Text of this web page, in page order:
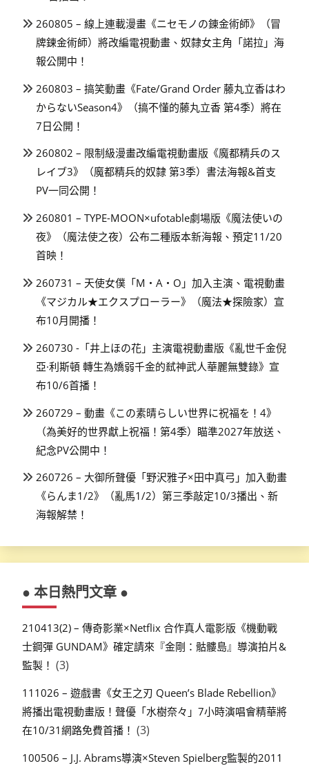
260805 – 線上連載漫畫《ニセモノの錬金術師》（冒
牌鍊金術師）將改編電視動畫、奴隸女主角「諾拉」海
報公開中！
260803 – 搞笑動畫《Fate/Grand Order 藤丸立香はわ
からないSeason4》（搞不懂的藤丸立香 第4季）將在
7日公開！
260802 – 限制級漫畫改編電視動畫版《魔都精兵のス
レイブ3》（魔都精兵的奴隸 第3季）書法海報&首支
PV一同公開！
260801 – TYPE-MOON×ufotable劇場版《魔法使いの
夜》（魔法使之夜）公布二種版本新海報、預定11/20
首映！
260731 – 天使女僕「M・A・O」加入主演、電視動畫
《マジカル★エクスプローラー》（魔法★探險家）宣
布10月開播！
260730 -「井上ほの花」主演電視動畫版《亂世千金倪
亞·利斯頓 轉生為嬌弱千金的弒神武人華麗無雙錄》宣
布10/6首播！
260729 – 動畫《この素晴らしい世界に祝福を！4》
（為美好的世界獻上祝福！第4季）瞄準2027年放送、
紀念PV公開中！
260726 – 大御所聲優「野沢雅子×田中真弓」加入動畫
《らんま1/2》（亂馬1/2）第三季敲定10/3播出、新
海報解禁！
● 本日熱門文章 ●
210413(2) – 傳奇影業×Netflix 合作真人電影版《機動戰
士鋼彈 GUNDAM》確定請來『金剛：骷髏島』導演拍片&
監製！ (3)
111026 – 遊戲書《女王之刃 Queen’s Blade Rebellion》
將播出電視動畫版！聲優「水樹奈々」7小時演唱會精華將
在10/31網路免費首播！ (3)
100506 – J.J. Abrams導演×Steven Spielberg監製的2011